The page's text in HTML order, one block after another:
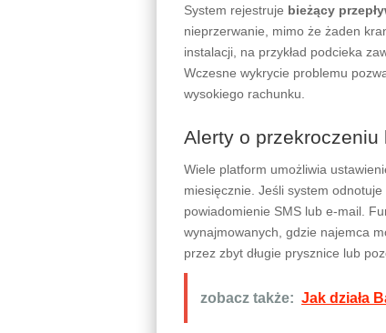
System rejestruje bieżący
nieprzerwanie, mimo że żaden
instalacji, na przykład podcieka
Wczesne wykrycie problemu
wysokiego rachunku.
Alerty o przekroczeniu
Wiele platform umożliwia
miesięcznie. Jeśli system
powiadomienie SMS lub e-mail.
wynajmowanych, gdzie najemca
przez zbyt długie prysznice lub
zobacz także: Jak działa